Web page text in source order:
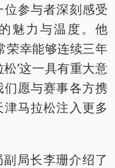
参与者深刻感受
魅力与温度。他
荣幸能够连续三年
’这一具有重大意
们愿与赛事各方携
马拉松注入更多
局长李珊介绍了